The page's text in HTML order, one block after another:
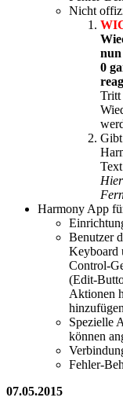
Nicht
nun
0
Tritt
Harmony App
Benutzer
Keyboard
Control-
(Edit-
Aktionen
Spezielle
können
Fehler-
07.05.2015